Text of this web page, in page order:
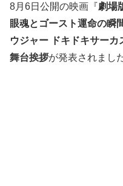
8月6日公開の映画『劇場
眼魂とゴースト運命の瞬
ウジャー ドキドキサーカ
舞台挨拶が発表されまし